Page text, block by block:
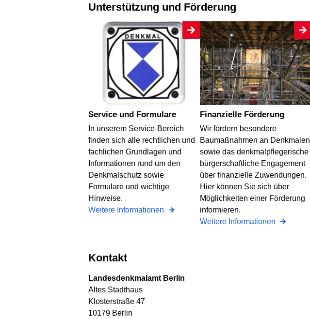
Unterstützung und Förderung
Service und Formulare
In unserem Service-Bereich
finden sich alle rechtlichen und
fachlichen Grundlagen und
Informationen rund um den
Denkmalschutz sowie
Formulare und wichtige
Hinweise.
Weitere Informationen
Finanzielle Förderung
Wir fördern besondere
Baumaßnahmen an Denkmalen
sowie das denkmalpflegerische
bürgerschaftliche Engagement
über finanzielle Zuwendungen.
Hier können Sie sich über
Möglichkeiten einer Förderung
informieren.
Weitere Informationen
Kontakt
Landesdenkmalamt Berlin
Altes Stadthaus
Klosterstraße 47
10179 Berlin